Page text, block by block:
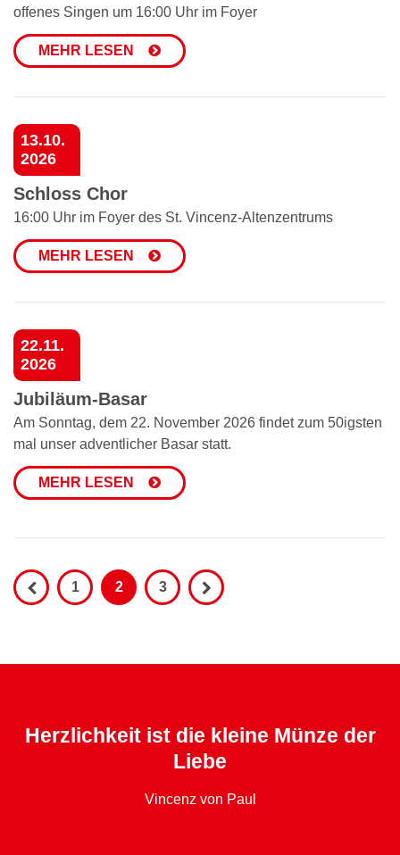
offenes Singen um 16:00 Uhr im Foyer
MEHR LESEN
13.10.
2026
Schloss Chor
16:00 Uhr im Foyer des St. Vincenz-Altenzentrums
MEHR LESEN
22.11.
2026
Jubiläum-Basar
Am Sonntag, dem 22. November 2026 findet zum 50igsten
mal unser adventlicher Basar statt.
MEHR LESEN
1 2 3
Herzlichkeit ist die kleine Münze der
Liebe
Vincenz von Paul